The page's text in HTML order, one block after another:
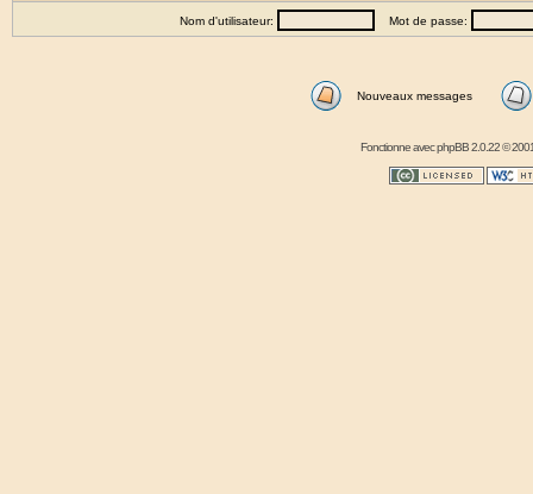
Nom d'utilisateur: Mot de passe:
Nouveaux messages
Fonctionne avecphpBB2.0.22 ©